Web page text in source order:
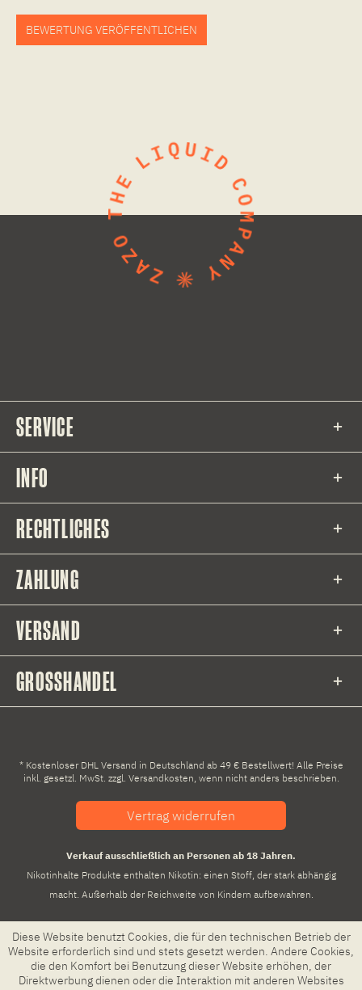
BEWERTUNG VERÖFFENTLICHEN
SERVICE
INFO
RECHTLICHES
ZAHLUNG
VERSAND
GROSSHANDEL
* Kostenloser DHL Versand in Deutschland ab 49 € Bestellwert! Alle Preise
inkl. gesetzl. MwSt. zzgl. Versandkosten, wenn nicht anders beschrieben.
Vertrag widerrufen
Verkauf ausschließlich an Personen ab 18 Jahren.
Nikotinhalte Produkte enthalten Nikotin: einen Stoff, der stark abhängig
macht. Außerhalb der Reichweite von Kindern aufbewahren.
Diese Website benutzt Cookies, die für den technischen Betrieb der
Website erforderlich sind und stets gesetzt werden. Andere Cookies,
die den Komfort bei Benutzung dieser Website erhöhen, der
Direktwerbung dienen oder die Interaktion mit anderen Websites